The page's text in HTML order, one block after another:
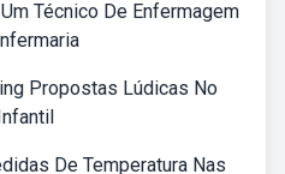
Técnico De Enfermagem
Propostas Lúdicas No
De Temperatura Nas